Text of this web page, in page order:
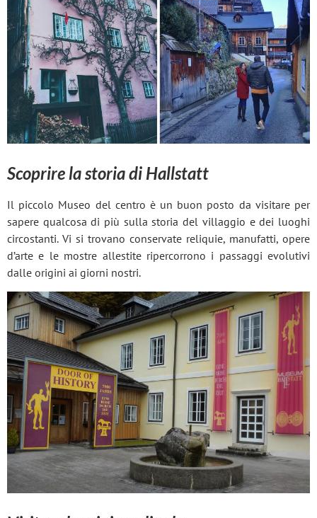
Scoprire la storia di Hallstatt
Il piccolo Museo del centro è un buon posto da visitare per
sapere qualcosa di più sulla storia del villaggio e dei luoghi
circostanti. Vi si trovano conservate reliquie, manufatti, opere
d’arte e le mostre allestite ripercorrono i passaggi evolutivi
dalle origini ai giorni nostri.